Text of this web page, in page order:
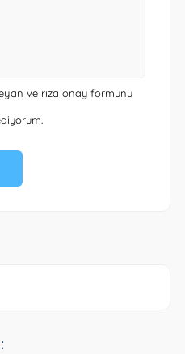
ve rıza onay formunu